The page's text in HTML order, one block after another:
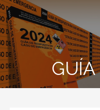
Skip
to
content
GRE
2024
–
PERU
Guía de
Respuesta
en Caso de
Emergencias
GUÍA